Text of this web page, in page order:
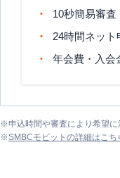
10秒簡易審
24時間ネット
年会費・入会
※申込時間や審査により希望に
※SMBCモビット の詳細はこち